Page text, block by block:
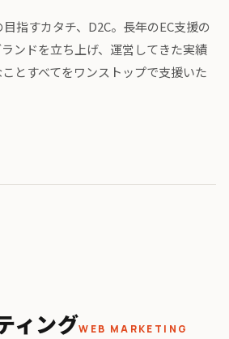
指すカタチ、D2C。長年のEC支援の
ンドを立ち上げ、運営してきた実績
とすべてをワンストップで支援いた
ィングWEB MARKETING